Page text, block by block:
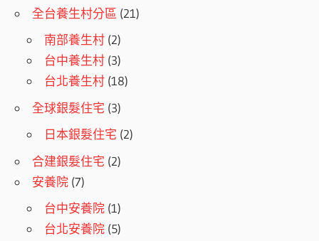
全台養生村分區 (21)
南部養生村 (2)
台中養生村 (3)
台北養生村 (18)
全球銀髮住宅 (3)
日本銀髮住宅 (2)
合建銀髮住宅 (2)
安養院 (7)
台中安養院 (1)
台北安養院 (5)